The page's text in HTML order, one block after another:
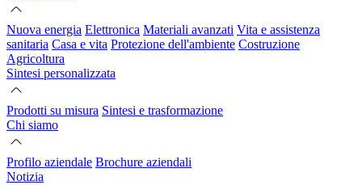
Nuova energia Elettronica Materiali avanzati Vita e assistenza
sanitaria Casa e vita Protezione dell'ambiente Costruzione
Agricoltura
Sintesi personalizzata
Prodotti su misura Sintesi e trasformazione
Chi siamo
Profilo aziendale Brochure aziendali
Notizia